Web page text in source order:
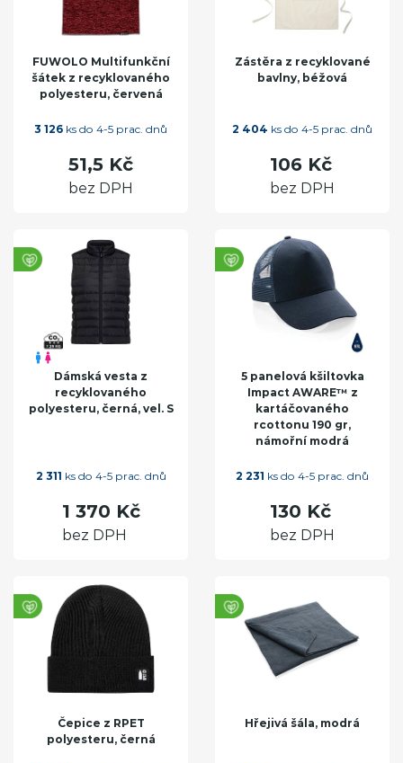
FUWOLO Multifunkční
šátek z recyklovaného
polyesteru, červená
3 126 ks do 4-5 prac. dnů
51,5 Kč
bez DPH
Zástěra z recyklované
bavlny, béžová
2 404 ks do 4-5 prac. dnů
106 Kč
bez DPH
Dámská vesta z
recyklovaného
polyesteru, černá, vel. S
2 311 ks do 4-5 prac. dnů
1 370 Kč
bez DPH
5 panelová kšiltovka
Impact AWARE™ z
kartáčovaného
rcottonu 190 gr,
námořní modrá
2 231 ks do 4-5 prac. dnů
130 Kč
bez DPH
Čepice z RPET
polyesteru, černá
Hřejivá šála, modrá